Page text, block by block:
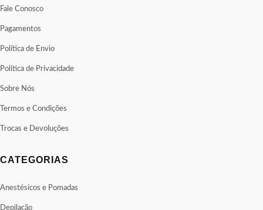
Fale Conosco
Pagamentos
Política de Envio
Política de Privacidade
Sobre Nós
Termos e Condições
Trocas e Devoluções
CATEGORIAS
Anestésicos e Pomadas
Depilação